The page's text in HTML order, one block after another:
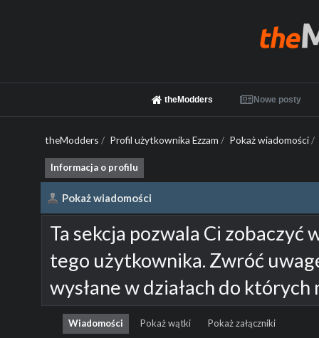
theModders Nowe posty
theModders / Profil użytkownika Ezzam / Pokaż wiadomości/
Informacja o profilu
Pokaż wiadomości
Ta sekcja pozwala Ci zobaczyć
tego użytkownika. Zwróć
wysłane w działach do
Wiadomości Pokaż wątki Pokaż załączniki